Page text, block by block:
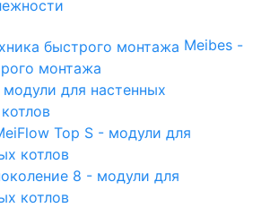
Meibes -
монтажа
для настенных
Top S - модули для
котлов
8 - модули для
котлов